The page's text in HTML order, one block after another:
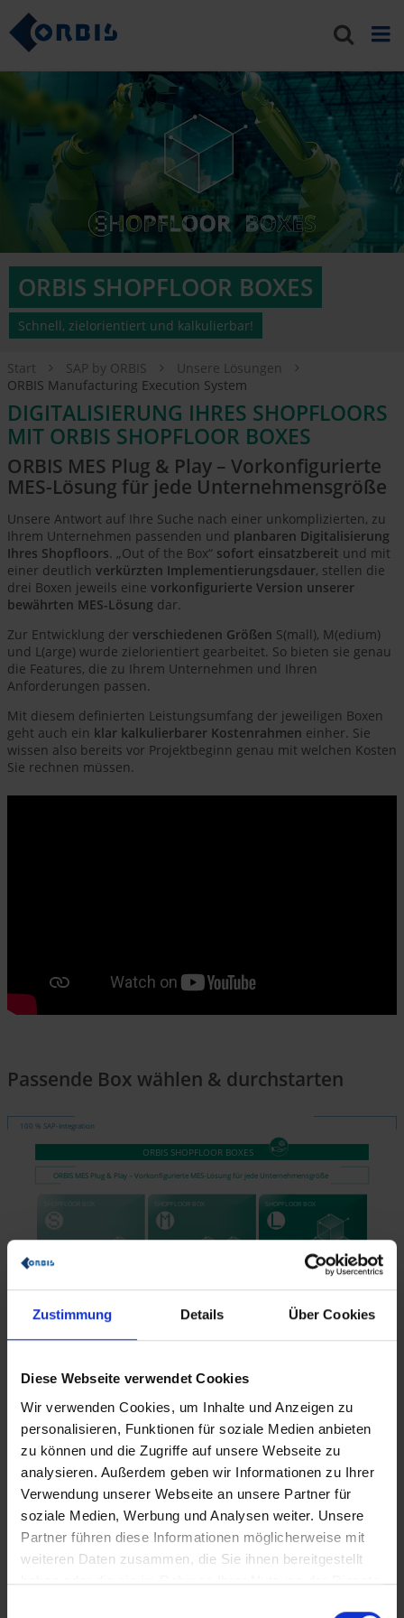
Zustimmung Details Über Cookies
Diese Webseite verwendet Cookies
Wir verwenden Cookies, um Inhalte und Anzeigen zu
personalisieren, Funktionen für soziale Medien anbieten
zu können und die Zugriffe auf unsere Webseite zu
analysieren. Außerdem geben wir Informationen zu Ihrer
Verwendung unserer Webseite an unsere Partner für
soziale Medien, Werbung und Analysen weiter. Unsere
Partner führen diese Informationen möglicherweise mit
weiteren Daten zusammen, die Sie ihnen bereitgestellt
haben oder die sie im Rahmen Ihrer Nutzung der Dienste
ORBIS SHOPFLOOR BOXES
Schnell, zielorientiert und kalkulierbar!
Start SAP by ORBIS
Unsere Lösungen
ORBIS Manufacturing Execution System
DIGITALISIERUNG IHRES SHOPFLOORS
MIT ORBIS SHOPFLOOR BOXES
ORBIS MES Plug & Play – Vorkonfigurierte
MES-Lösung für jede Unternehmensgröße
Unsere Antwort auf Ihre Suche nach einer unkomplizierten, zu
Ihrem Unternehmen passenden und planbaren Digitalisierung
Ihres Shopfloors. „Out of the Box“ sofort einsatzbereit und mit
einer deutlich verkürzten Implementierungsdauer, stellen die
drei Boxen jeweils eine vorkonfigurierte Version unserer
bewährten MES-Lösung dar.
Zur Entwicklung der verschiedenen Größen S(mall), M(edium)
und L(arge) wurde zielorientiert gearbeitet. So bieten sie genau
die Features, die zu Ihrem Unternehmen und Ihren
Anforderungen passen.
Mit diesem definierten Leistungsumfang der jeweiligen Boxen
geht auch ein klar kalkulierbarer Kostenrahmen einher. Sie
wissen also bereits vor Projektbeginn genau mit welchen Kosten
Sie rechnen müssen.
Passende Box wählen & durchstarten
100 % SAP-Integration
ORBIS MES Plug & Play – Vorkonfigurierte MES-Lösung für jede Unternehmensgröße
ORBIS SHOPFLOOR BOXES
SHOPFLOOR BOX
BDE-Funktionalitäten
OEE-Reporting
Erweitertes OEE-Reporting
SAP EWM / SAP WM / SAP MM
SHOPFLOOR BOX
Die Vorteile der ORBIS Shopfloor Boxes
Durch den zielorientiert definierten Funktionsumfangunserer
verschiedenen Boxen entstehen folgende, sich positiv auf die